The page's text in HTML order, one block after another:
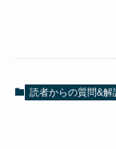
読者からの質問&解